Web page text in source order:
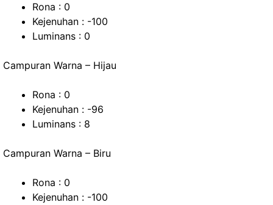
Rona : 0
Kejenuhan : -100
Luminans : 0
Campuran Warna – Hijau
Rona : 0
Kejenuhan : -96
Luminans : 8
Campuran Warna – Biru
Rona : 0
Kejenuhan : -100